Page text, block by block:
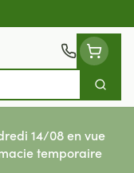
14/08 en vue
temporaire